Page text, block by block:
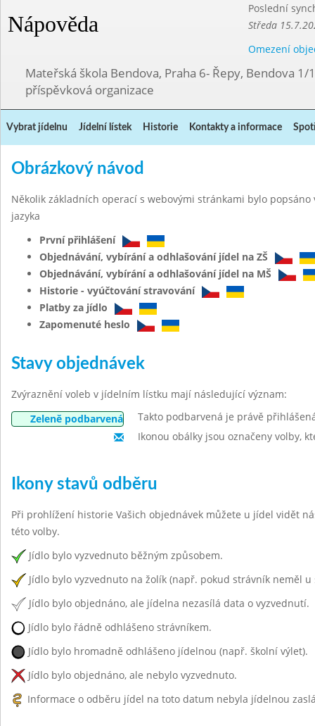
Nápověda
Poslední
Středa
Omezení
Mateřská škola Bendova, Praha 6- Řepy, Bendova 1/
příspěvková organizace
Vybrat jídelnu Jídelní lístek Historie Kontakty a informace
Obrázkový návod
Několik základních operací s webovými stránkami bylo
jazyka
První přihlášení
Objednávání, vybírání a odhlašování jídel na ZŠ
Objednávání, vybírání a odhlašování jídel na MŠ
Historie - vyúčtování stravování
Platby za jídlo
Zapomenuté heslo
Stavy objednávek
Zvýraznění voleb v jídelním lístku mají následující význam:
Zeleně podbarvená
Takto podbarvená je právě
Ikonou obálky jsou označeny volby,
Ikony stavů odběru
Při prohlížení historie Vašich objednávek můžete u jídel vidět
této volby.
Jídlo bylo vyzvednuto běžným způsobem.
Jídlo bylo vyzvednuto na žolík (např. pokud strávník neměl u
Jídlo bylo objednáno, ale jídelna nezasílá data o vyzvednutí.
Jídlo bylo řádně odhlášeno strávníkem.
Jídlo bylo hromadně odhlášeno jídelnou (např. školní výlet).
Jídlo bylo objednáno, ale nebylo vyzvednuto.
Informace o odběru jídel na toto datum nebyla jídelnou